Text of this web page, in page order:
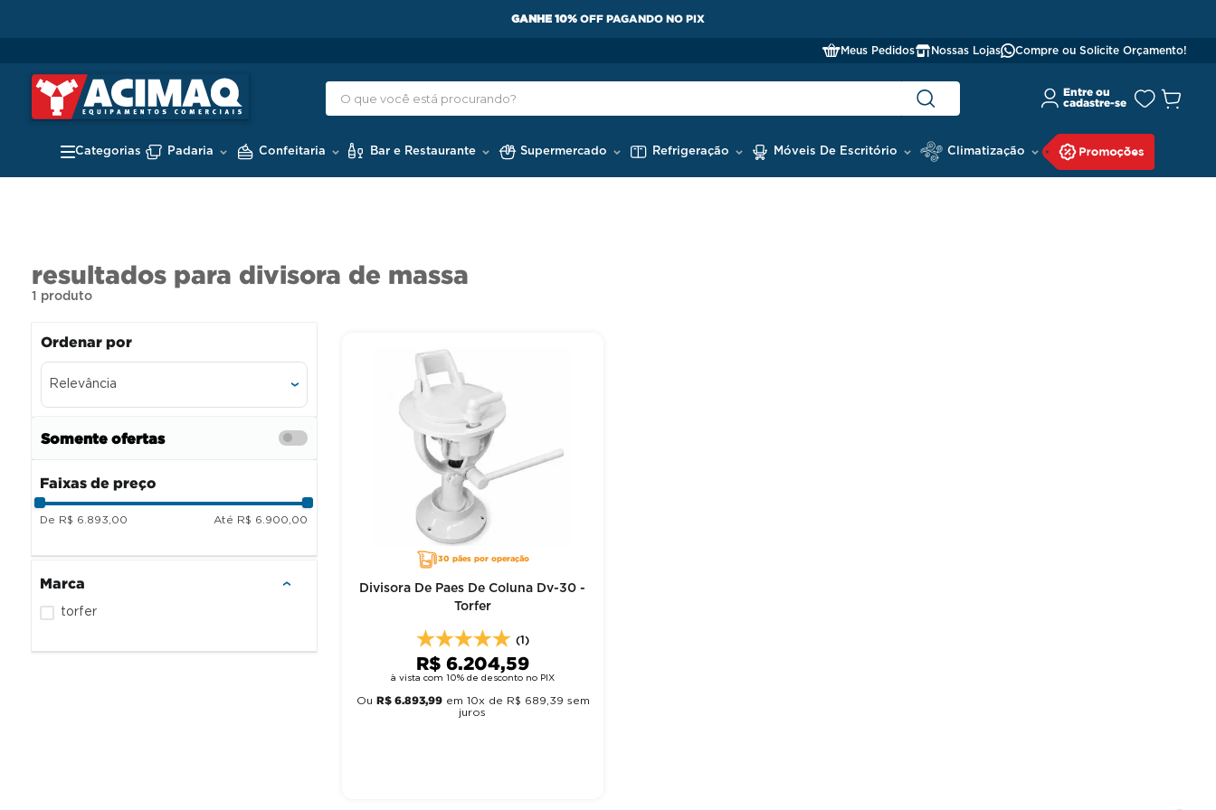
GANHE 10% OFF PAGANDO NO PIX
Meus Pedidos Nossas Lojas Compre ou Solicite Orçamento!
Padaria Confeitaria Bar e Restaurante Supermercado Refrigeração Móveis De Escritório Climatização
1 produto
divisora de massa
Relevância
Somente ofertas
Marca
torfer
Faixas de preço
R$ 6.893,00 R$ 6.900,00
30 pães por operação
Divisora De Paes De Coluna Dv-30 -
Torfer
(1)
R$ 6.204,59
à vista com 10% de desconto no PIX
Ou R$ 6.893,99em 10x de R$ 689 39 sem
juros